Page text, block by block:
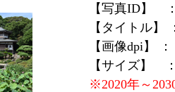
【写真ID】
【タイトル】
【画像dpi】
【サイズ】
※2020年～